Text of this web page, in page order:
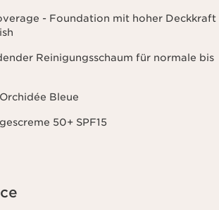
- Foundation mit hoher Deckkraft
Reinigungsschaum für normale bis
Bleue
50+ SPF15